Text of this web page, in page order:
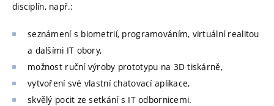
disciplín, např.:
seznámení s biometrií, programováním, virtuální realitou
a dalšími IT obory,
možnost ruční výroby prototypu na 3D tiskárně,
vytvoření své vlastní chatovací aplikace,
skvělý pocit ze setkání s IT odbornicemi.